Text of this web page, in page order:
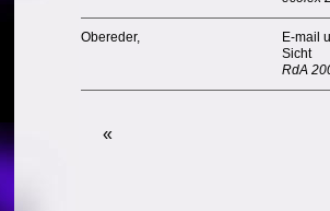
Obereder,
E-mail
Sicht
RdA
«